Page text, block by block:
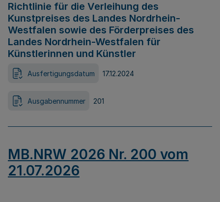
Richtlinie für die Verleihung des
Kunstpreises des Landes Nordrhein-
Westfalen sowie des Förderpreises des
Landes Nordrhein-Westfalen für
Künstlerinnen und Künstler
Ausfertigungsdatum 17.12.2024
Ausgabennummer 201
MB.NRW 2026 Nr. 200 vom
21.07.2026